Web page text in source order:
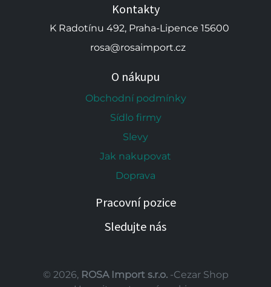
Kontakty
K Radotínu 492, Praha-Lipence 15600
rosa@rosaimport.cz
O nákupu
Obchodní podmínky
Sídlo firmy
Slevy
Jak nakupovat
Doprava
Pracovní pozice
Sledujte nás
© 2026, ROSA Import s.r.o.-Cezar Shop